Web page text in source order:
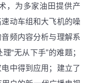
，为多家油田提供产
动车组和大飞机的噪
频内容分析与理解系
“无从下手”的难题；
中得到应用；建立了